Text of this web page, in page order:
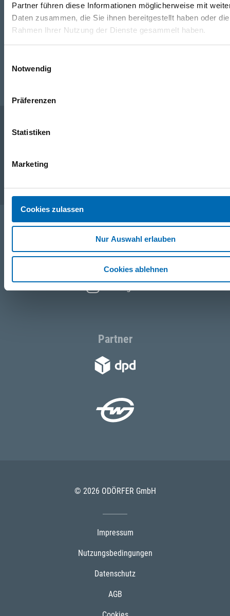
Partner führen diese Informationen möglicherweise mit
Daten zusammen, die Sie ihnen bereitgestellt haben oder
Rahmen Ihrer Nutzung der Dienste gesammelt haben.
Notwendig
Präferenzen
Statistiken
Marketing
Cookies zulassen
Nur Auswahl erlauben
Cookies ablehnen
WhatsApp
+43 (0)676 827 755 55
Partner
© 2026 ODÖRFER GmbH
Impressum
Nutzungsbedingungen
Datenschutz
AGB